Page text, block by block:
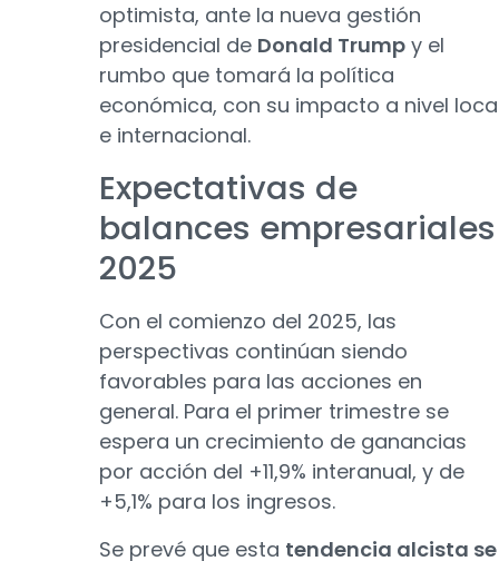
optimista, ante la nueva gestión
presidencial de Donald Trump y el
rumbo que tomará la política
económica, con su impacto a nivel
e internacional.
Expectativas de
balances empresariales
2025
Con el comienzo del 2025, las
perspectivas continúan siendo
favorables para las acciones en
general. Para el primer trimestre se
espera un crecimiento de ganancias
por acción del +11,9% interanual, y de
+5,1% para los ingresos.
Se prevé que esta tendencia alcista se